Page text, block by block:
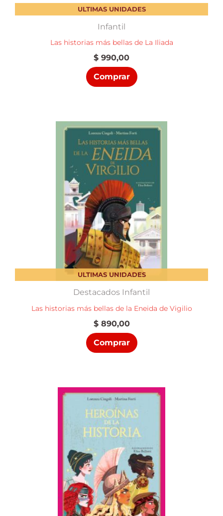
ULTIMAS UNIDADES
Infantil
Las historias más bellas de La Iliada
$ 990,00
Comprar
ULTIMAS UNIDADES
Destacados Infantil
Las historias más bellas de la Eneida de Vigilio
$890,00
Comprar